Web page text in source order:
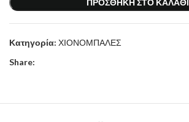
ΠΡΟΣΘΉΚΗ ΣΤΟ ΚΑΛΆΘΙ
Κατηγορία: ΧΙΟΝΟΜΠΑΛΕΣ
Share: